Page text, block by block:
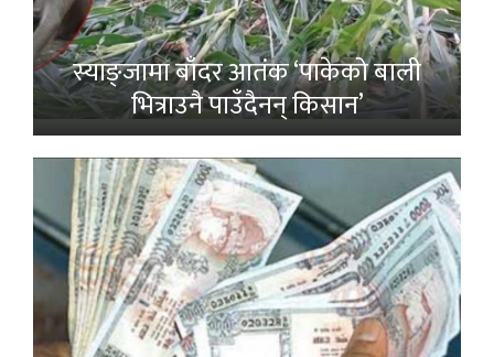
स्याङ्जामा बाँदर आतंक ‘पाकेको बाली
भित्राउनै पाउँदैनन् किसान’